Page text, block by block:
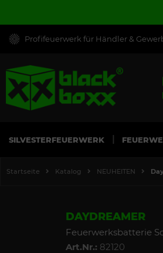
Profifeuerwerk für Händler &
SILVESTERFEUERWERK
Startseite Katalog NEUHEITEN
DAYDREAMER
Feuerwerksbatterie
Art.Nr.: 82120